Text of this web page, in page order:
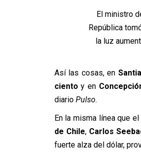
El ministro
República
la luz
Así las cosas, en
ciento y en
diario Pulso.
En la misma línea que
de Chile, Carlos
fuerte alza del dólar,